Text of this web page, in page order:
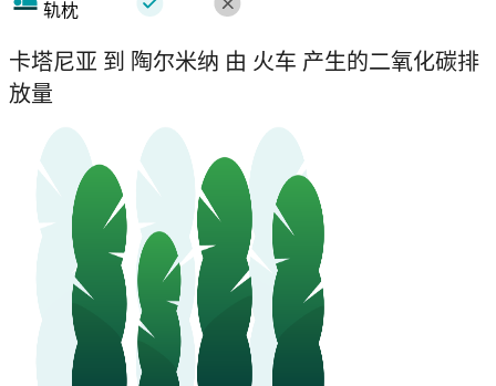
轨枕
卡塔尼亚 到 陶尔米纳 由 火车 产生的二氧化碳排
放量